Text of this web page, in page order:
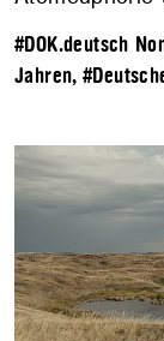
#DOK.deutsch
Jahren,